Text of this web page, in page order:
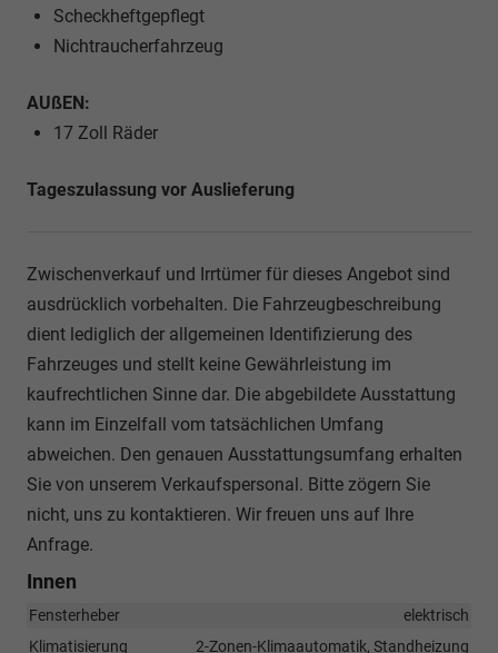
Scheckheftgepflegt
Nichtraucherfahrzeug
AUßEN:
17 Zoll Räder
Tageszulassung vor Auslieferung
Zwischenverkauf und Irrtümer für dieses Angebot sind
ausdrücklich vorbehalten. Die Fahrzeugbeschreibung
dient lediglich der allgemeinen Identifizierung des
Fahrzeuges und stellt keine Gewährleistung im
kaufrechtlichen Sinne dar. Die abgebildete Ausstattung
kann im Einzelfall vom tatsächlichen Umfang
abweichen. Den genauen Ausstattungsumfang erhalten
Sie von unserem Verkaufspersonal. Bitte zögern Sie
nicht, uns zu kontaktieren. Wir freuen uns auf Ihre
Anfrage.
Innen
Fensterheber
elektrisch
Klimatisierung
2-Zonen-Klimaautomatik, Standheizung